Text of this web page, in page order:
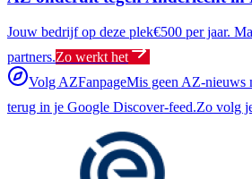
Jouw bedrijf op deze plek€500 per jaar.
partners.Zo werkt het
Volg AZFanpageMis geen AZ-nieuws
terug in je Google Discover-feed.Zo volg